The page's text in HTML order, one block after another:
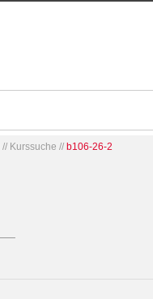
// Kurssuche // b106-26-2